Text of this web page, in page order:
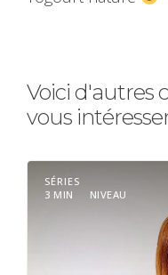
Voici d'autres
vous
SÉRIES
3 MIN
NIVEAU